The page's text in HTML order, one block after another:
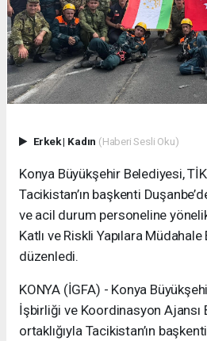
Erkek| Kadın (Haberi Sesli Oku)
Konya Büyükşehir Belediyesi,
Tacikistan’ın başkenti
ve acil durum personeline
Katlı ve Riskli Yapılara
düzenledi.
KONYA (İGFA) - Konya
İşbirliği ve Koordinasyon Ajansı
ortaklığıyla Tacikistan’ın